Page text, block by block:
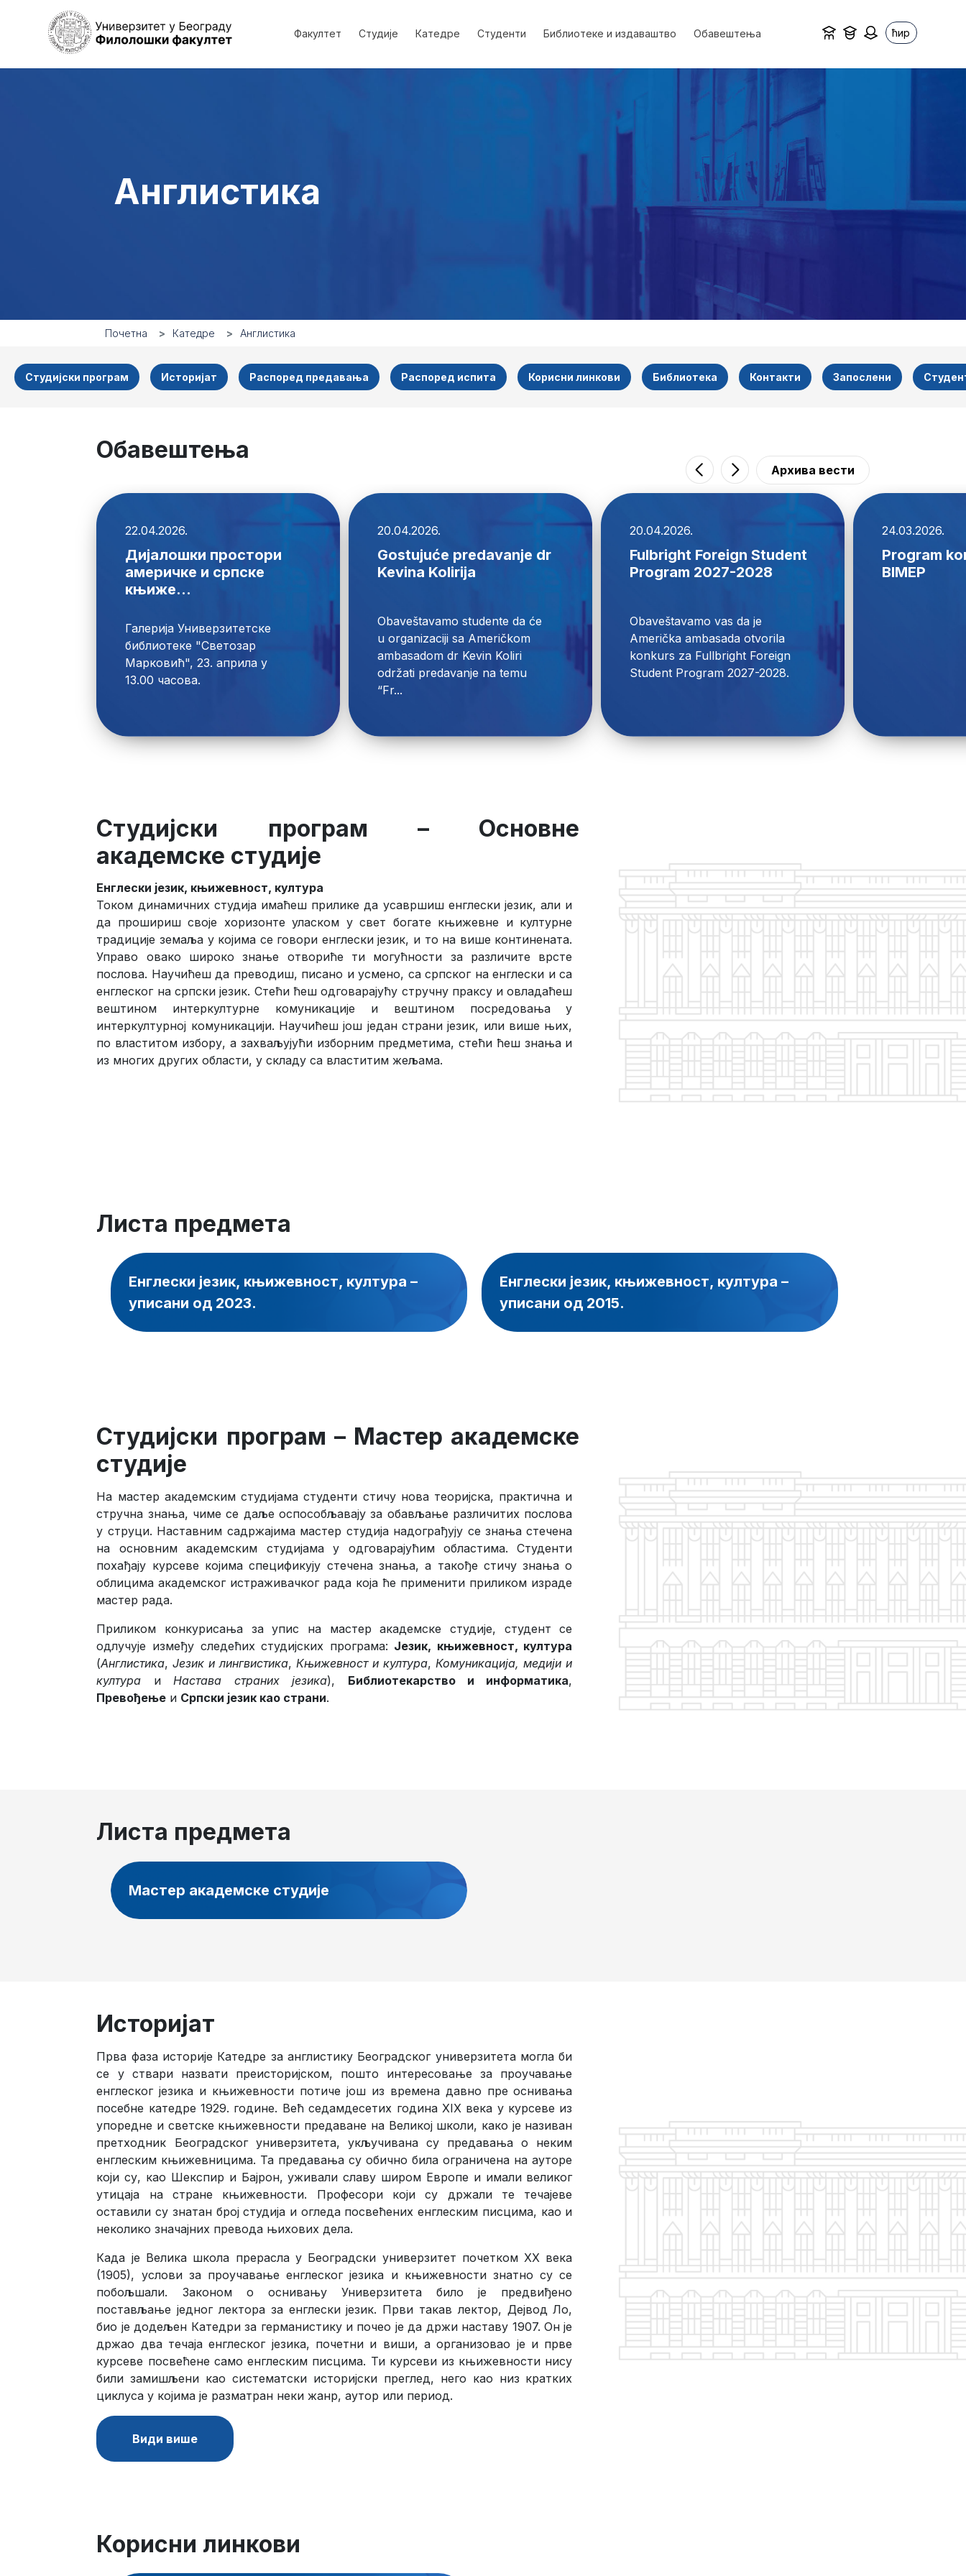
Факултет Студије Катедре Студенти Библиотеке и издаваштво Обавештења ћир
Англистика
Почетна Катедре Англистика
Студијски програм Историјат Распоред предавања Распоред испита Корисни линкови Библиотека Контакти Запослени
Обавештења
Архива вести
22.04.2026.
Дијалошки простори
америчке и српске
књиже...
Галерија Универзитетске
библиотеке "Светозар
Марковић", 23. априла у
20.04.2026.
Gostujuće predavanje dr
Kevina Kolirija
Obaveštavamo studente da će
u organizaciji sa Američkom
ambasadom dr Kevin Koliri
održati predavanje na temu
“Fr...
20.04.2026.
Fulbright Foreign Student
Program 2027-2028
Obaveštavamo vas da je
Američka ambasada otvorila
konkurs za Fullbright Foreign
24.03.2026.
Program
BIMEP
Студијски програм – Основне
академске студије
Енглески језик, књижевност, култура
Током динамичних студија имаћеш прилике да усавршиш енглески језик, али и
да прошириш своје хоризонте уласком у свет богате књижевне и културне
традиције земаља у којима се говори енглески језик, и то на више континената.
Управо овако широко знање отвориће ти могућности за различите врсте
послова. Научићеш да преводиш, писано и усмено, са српског на енглески и са
енглеског на српски језик. Стећи ћеш одговарајућу стручну праксу и овладаћеш
вештином интеркултурне комуникације и вештином посредовања у
интеркултурној комуникацији. Научићеш још један страни језик, или више њих,
по властитом избору, а захваљујући изборним предметима, стећи ћеш знања и
из многих других области, у складу са властитим жељама.
Листа предмета
Енглески језик, књижевност, култура –
уписани од 2023.
Енглески језик, књижевност, култура –
уписани од 2015.
Студијски програм –Мастер академске
студије
На мастер академским студијама студенти стичу нова теоријска, практична и
стручна знања, чиме се даље оспособљавају за обављање различитих послова
у струци. Наставним садржајима мастер студија надограђују се знања стечена
на основним академским студијама у одговарајућим областима. Студенти
похађају курсеве којима спецификују стечена знања, а такође стичу знања о
облицима академског истраживачког рада која ће применити приликом израде
мастер рада.
Приликом конкурисања за упис на мастер академске студије, студент се
одлучује између следећих студијских програма: Језик, књижевност, култура
(Англистика,Језик и лингвистика, Књижевност и култура, Комуникација, медији и
култура и Настава страних језика), Библиотекарство и информатика,
Превођење и Српски језик као страни.
Листа предмета
Мастер академске студије
Историјат
Прва фаза историје Катедре за англистику Београдског универзитета могла би
се у ствари назвати преисторијском, пошто интересовање за проучавање
енглеског језика и књижевности потиче још из времена давно пре оснивања
посебне катедре 1929. године. Већ седамдесетих година XIX века у курсеве из
упоредне и светске књижевности предаване на Великој школи, како је називан
претходник Београдског универзитета, укључивана су предавања о неким
енглеским књижевницима. Та предавања су обично била ограничена на ауторе
који су, као Шекспир и Бајрон, уживали славу широм Европе и имали великог
утицаја на стране књижевности. Професори који су држали те течајеве
оставили су знатан број студија и огледа посвећених енглеским писцима, као и
неколико значајних превода њихових дела.
Када је Велика школа прерасла у Београдски универзитет почетком XX века
(1905), услови за проучавање енглеског језика и књижевности знатно су се
побољшали. Законом о оснивању Универзитета било је предвиђено
постављање једног лектора за енглески језик. Први такав лектор, Дејвод Ло,
био је додељен Катедри за германистику и почео је да држи наставу 1907. Он је
држао два течаја енглеског језика, почетни и виши, а организовао је и прве
курсеве посвећене само енглеским писцима. Ти курсеви из књижевности нису
били замишљени као систематски историјски преглед, него као низ кратких
циклуса у којима је разматран неки жанр, аутор или период.
Види више
Корисни линкови